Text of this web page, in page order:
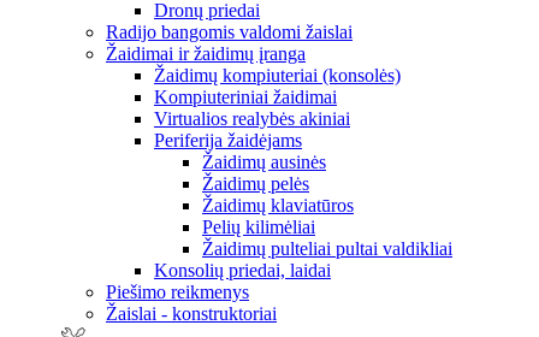
Dronų priedai
Radijo bangomis valdomi žaislai
Žaidimai ir žaidimų įranga
Žaidimų kompiuteriai (konsolės)
Kompiuteriniai žaidimai
Virtualios realybės akiniai
Periferija žaidėjams
Žaidimų ausinės
Žaidimų pelės
Žaidimų klaviatūros
Pelių kilimėliai
Žaidimų pulteliai pultai valdikliai
Konsolių priedai, laidai
Piešimo reikmenys
Žaislai - konstruktoriai